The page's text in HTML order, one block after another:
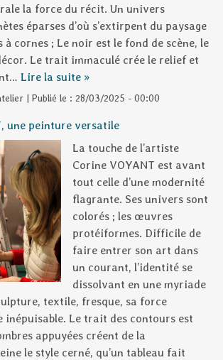
la force du récit. Un univers
éparses d’où s’extirpent du paysage
à cornes ; Le noir est le fond de scène, le
Le trait immaculé crée le relief et
Lire la suite »
| Publié le : 28/03/2025 - 00:00
une peinture versatile
La touche de l’artiste
Corine VOYANT est avant
tout celle d’une modernité
flagrante. Ses univers sont
colorés ; les œuvres
protéiformes. Difficile de
faire entrer son art dans
un courant, l’identité se
dissolvant en une myriade
textile, fresque, sa force
inépuisable. Le trait des contours est
appuyées créent de la
le style cerné, qu’un tableau fait